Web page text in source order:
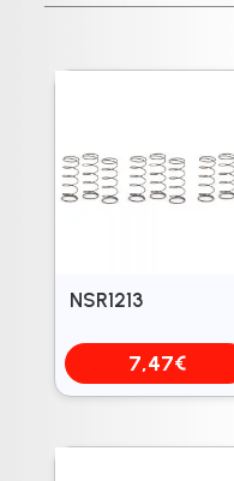
NSR1213
7,47€